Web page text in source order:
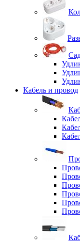
Кабель и провод